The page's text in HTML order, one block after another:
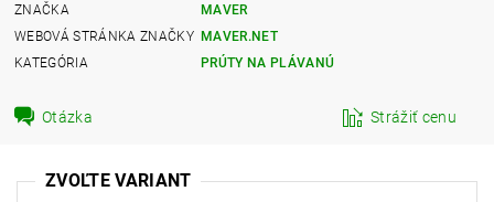
ZNAČKA
MAVER
WEBOVÁ STRÁNKA ZNAČKY MAVER.NET
KATEGÓRIA
PRÚTY NA PLÁVANÚ
Otázka Strážiť cenu
ZVOĽTE VARIANT